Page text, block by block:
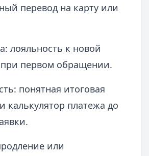
перевод на карту или
лояльность к новой
первом обращении.
понятная итоговая
калькулятор платежа до
или